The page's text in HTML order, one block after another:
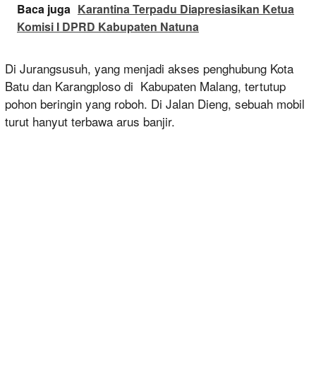
Baca juga Karantina Terpadu Diapresiasikan Ketua
Komisi I DPRD Kabupaten Natuna
Di Jurangsusuh, yang menjadi akses penghubung Kota
Batu dan Karangploso di Kabupaten Malang, tertutup
pohon beringin yang roboh. Di Jalan Dieng, sebuah mobil
turut hanyut terbawa arus banjir.